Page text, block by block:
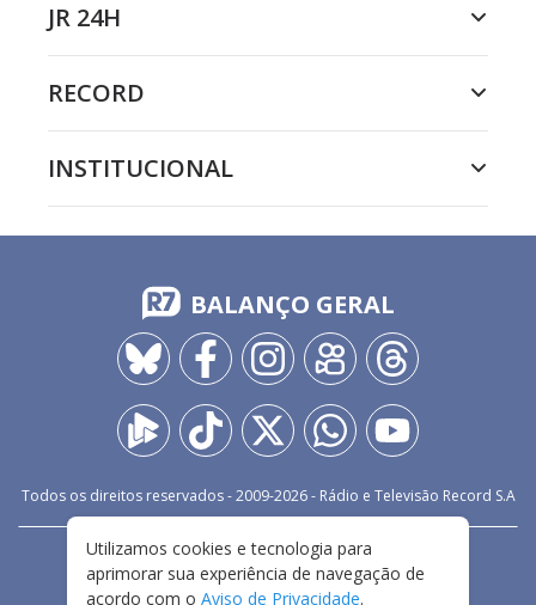
JR 24H
RECORD
INSTITUCIONAL
BALANÇO GERAL
Todos os direitos reservados - 2009-2026- Rádio e Televisão Record S.A
FALE CONOSCO
PRIVACIDADE
TERMOS E CONDIÇÕES DE USO
Utilizamos cookies e tecnologia para
aprimorar sua experiência de navegação de
acordo com o Aviso de Privacidade.